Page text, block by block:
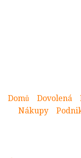
Domů Dovolená
Nákupy